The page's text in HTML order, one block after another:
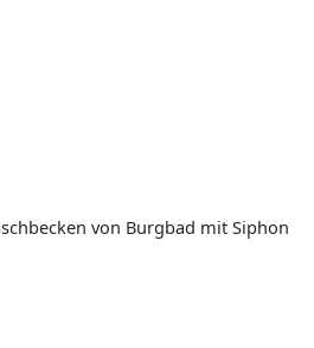
von Burgbad mit Siphon